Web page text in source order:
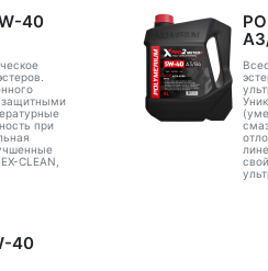
40
защитными
при
CLEAN,
40